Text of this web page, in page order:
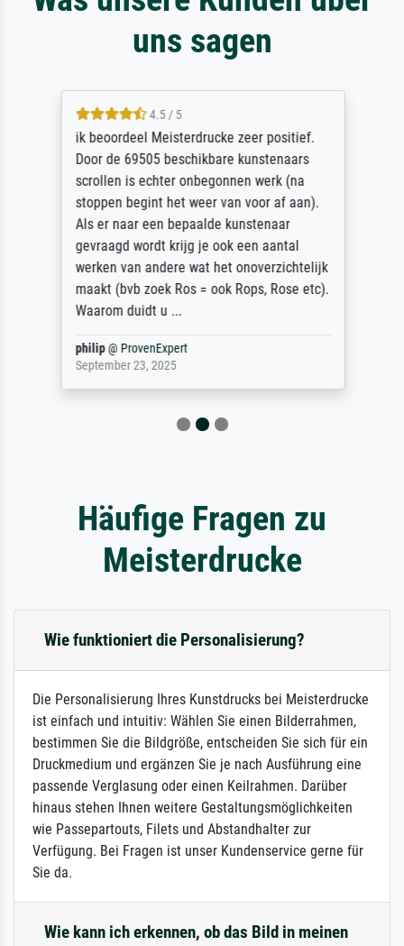
uns sagen
4.5 / 5
ik beoordeel Meisterdrucke zeer positief.
Door de 69505 beschikbare kunstenaars
scrollen is echter onbegonnen werk (na
stoppen begint het weer van voor af aan).
Als er naar een bepaalde kunstenaar
gevraagd wordt krijg je ook een aantal
werken van andere wat het onoverzichtelijk
maakt (bvb zoek Ros = ook Rops, Rose etc).
Waarom duidt u ...
philip@ ProvenExpert
September 23, 2025
Häufige Fragen zu
Meisterdrucke
Wie funktioniert die Personalisierung?
Die Personalisierung Ihres Kunstdrucks bei Meisterdrucke
ist einfach und intuitiv: Wählen Sie einen Bilderrahmen,
bestimmen Sie die Bildgröße, entscheiden Sie sich für ein
Druckmedium und ergänzen Sie je nach Ausführung eine
passende Verglasung oder einen Keilrahmen. Darüber
hinaus stehen Ihnen weitere Gestaltungsmöglichkeiten
wie Passepartouts, Filets und Abstandhalter zur
Verfügung. Bei Fragen ist unser Kundenservice gerne für
Sie da.
Wie kann ich erkennen, ob das Bild in meinen